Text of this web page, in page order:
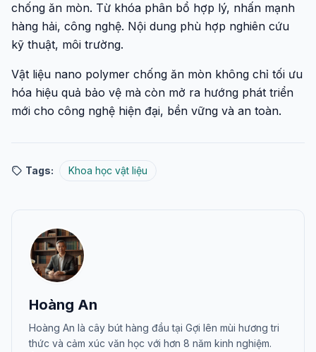
chống ăn mòn. Từ khóa phân bổ hợp lý, nhấn mạnh
hàng hải, công nghệ. Nội dung phù hợp nghiên cứu
kỹ thuật, môi trường.
Vật liệu nano polymer chống ăn mòn không chỉ tối ưu
hóa hiệu quả bảo vệ mà còn mở ra hướng phát triển
mới cho công nghệ hiện đại, bền vững và an toàn.
Tags: Khoa học vật liệu
Hoàng An
Hoàng An là cây bút hàng đầu tại Gợi lên mùi hương tri
thức và cảm xúc văn học với hơn 8 năm kinh nghiệm.